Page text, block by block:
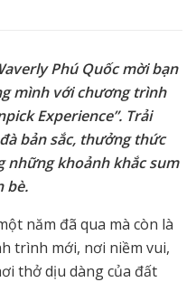
Phú Quốc mời bạn
mình với chương trình
Experience”. Trải
bản sắc, thưởng thức
những khoảnh khắc sum
bè.
năm đã qua mà còn là
trình mới, nơi niềm vui,
thở dịu dàng của đất